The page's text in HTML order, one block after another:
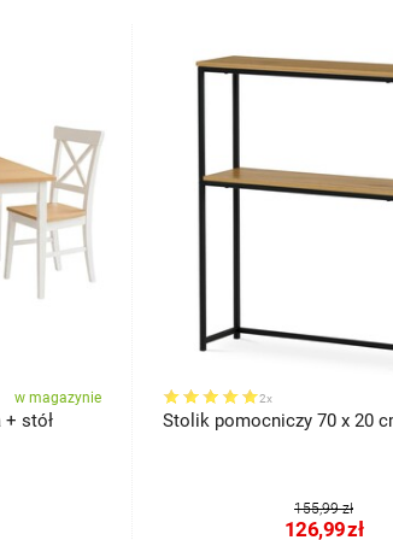
w magazynie
+ stół
2x
Stolik pomocniczy 70 x 20
155,99 zł
126,99zł